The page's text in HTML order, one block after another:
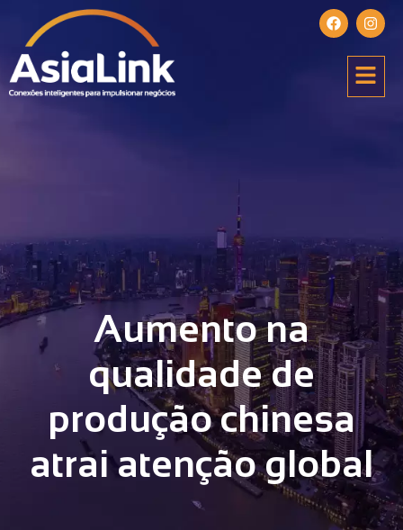
Aumento na
qualidade de
produção chinesa
atrai atenção global